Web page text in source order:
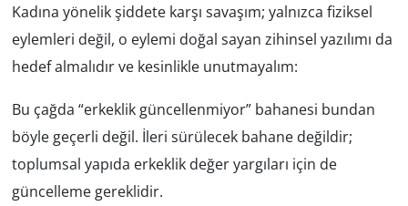
Kadına yönelik şiddete karşı savaşım; yalnızca fiziksel
eylemleri değil, o eylemi doğal sayan zihinsel yazılımı da
hedef almalıdır ve kesinlikle unutmayalım:
Bu çağda “erkeklik güncellenmiyor” bahanesi bundan
böyle geçerli değil. İleri sürülecek bahane değildir;
toplumsal yapıda erkeklik değer yargıları için de
güncelleme gereklidir.